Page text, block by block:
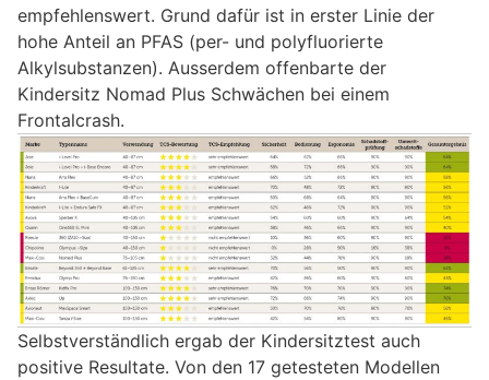
empfehlenswert. Grund dafür ist in erster Linie der
hohe Anteil an PFAS (per- und polyfluorierte
Alkylsubstanzen). Ausserdem offenbarte der
Kindersitz Nomad Plus Schwächen bei einem
Frontalcrash.
Selbstverständlich ergab der Kindersitztest auch
positive Resultate. Von den 17 getesteten Modellen